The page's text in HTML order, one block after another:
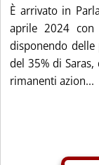
È arrivato in
aprile 2024
disponendo
del 35% di
rimanenti azion...